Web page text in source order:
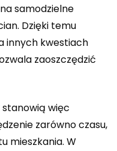
samodzielne
Dzięki temu
innych kwestiach
zaoszczędzić
więc
zarówno czasu,
mieszkania. W